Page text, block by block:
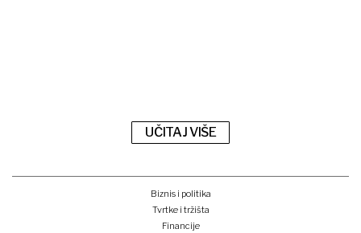
UČITAJ VIŠE
Biznis i politika
Tvrtke i tržišta
Financije